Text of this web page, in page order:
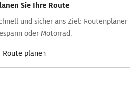
Sie Ihre Route
und sicher ans Ziel: Routen­planer
oder Motorrad.
Route planen